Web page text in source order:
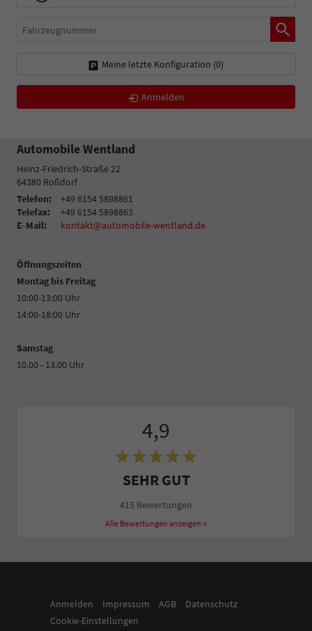
Fahrzeugnummer
Meine letzte Konfiguration (0)
Anmelden
Automobile Wentland
Heinz-Friedrich-Straße 22
64380 Roßdorf
Telefon:
+49 6154 5898861
Telefax:
+49 6154 5898863
E-Mail:
kontakt@automobile-wentland.de
Öffnungszeiten
Montag bis Freitag
10:00-13:00 Uhr
14:00-18:00 Uhr
Samstag
10.00 - 13.00 Uhr
4,9
SEHR GUT
415 Bewertungen
Alle Bewertungen anzeigen >
Anmelden Impressum AGB
Datenschutz
Cookie-Einstellungen